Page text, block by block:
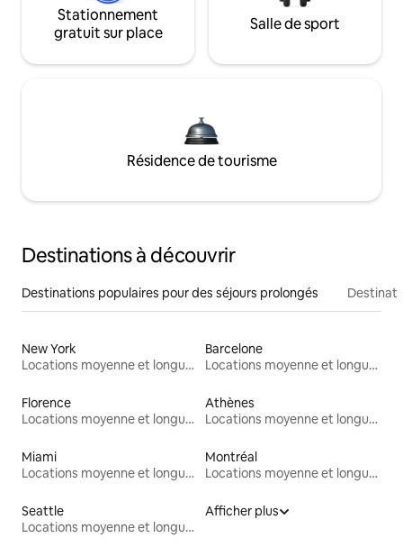
Stationnement
gratuit sur place
Salle de sport
Résidence de tourisme
Destinations à découvrir
Destinations populaires pour des séjours prolongés
New York
Locations moyenne et longue durée
Barcelone
Locations moyenne et longue durée
Florence
Locations moyenne et longue durée
Athènes
Locations moyenne et longue durée
Miami
Locations moyenne et longue durée
Montréal
Locations moyenne et longue durée
Seattle
Locations moyenne et longue durée
Afficher plus